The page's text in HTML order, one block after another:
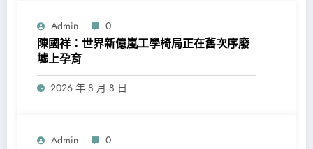
Admin 0
陳國祥：世界新億嵐工學椅局正在舊次序廢
墟上孕育
2026 年 8 月 8 日
Admin 0